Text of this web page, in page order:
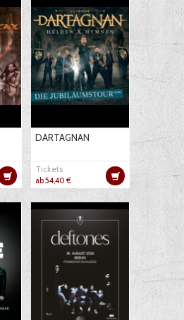
DARTAGNAN
Tickets
ab 54,40 €